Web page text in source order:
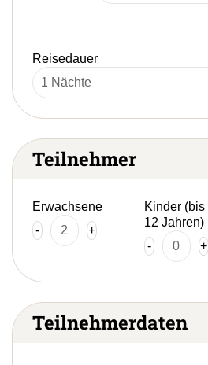
Reisedauer
Teilnehmer
Erwachsene
-
+
Kinder (bis
12 Jahren)
-
+
Teilnehmerdaten